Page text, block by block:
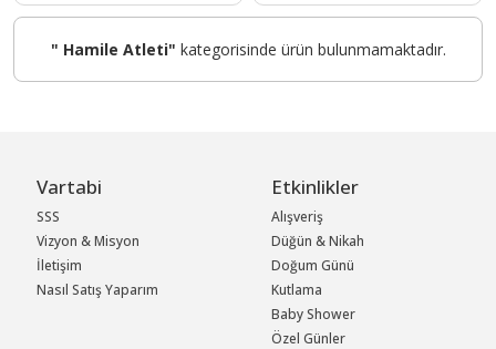
" Hamile Atleti" kategorisinde ürün bulunmamaktadır.
Vartabi
SSS
Vizyon & Misyon
İletişim
Nasıl Satış Yaparım
Etkinlikler
Alışveriş
Düğün & Nikah
Doğum Günü
Kutlama
Baby Shower
Özel Günler